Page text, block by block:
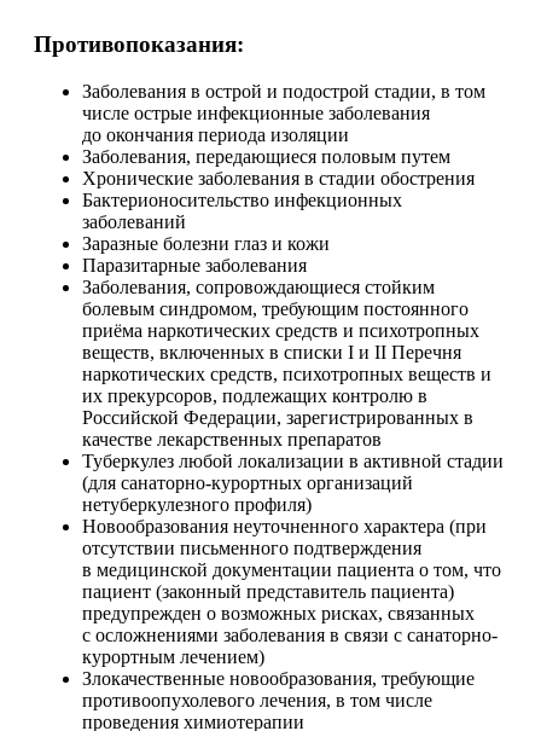
Противопоказания:
Заболевания в острой и подострой стадии, в том
числе острые инфекционные заболевания
до окончания периода изоляции
Заболевания, передающиеся половым путем
Хронические заболевания в стадии обострения
Бактерионосительство инфекционных
заболеваний
Заразные болезни глаз и кожи
Паразитарные заболевания
Заболевания, сопровождающиеся стойким
болевым синдромом, требующим постоянного
приёма наркотических средств и психотропных
веществ, включенных в списки I и II Перечня
наркотических средств, психотропных веществ и
их прекурсоров, подлежащих контролю в
Российской Федерации, зарегистрированных в
качестве лекарственных препаратов
Туберкулез любой локализации в активной стадии
(для санаторно-курортных организаций
нетуберкулезного профиля)
Новообразования неуточненного характера (при
отсутствии письменного подтверждения
в медицинской документации пациента о том, что
пациент (законный представитель пациента)
предупрежден о возможных рисках, связанных
с осложнениями заболевания в связи с санаторно-
курортным лечением)
Злокачественные новообразования, требующие
противоопухолевого лечения, в том числе
проведения химиотерапии